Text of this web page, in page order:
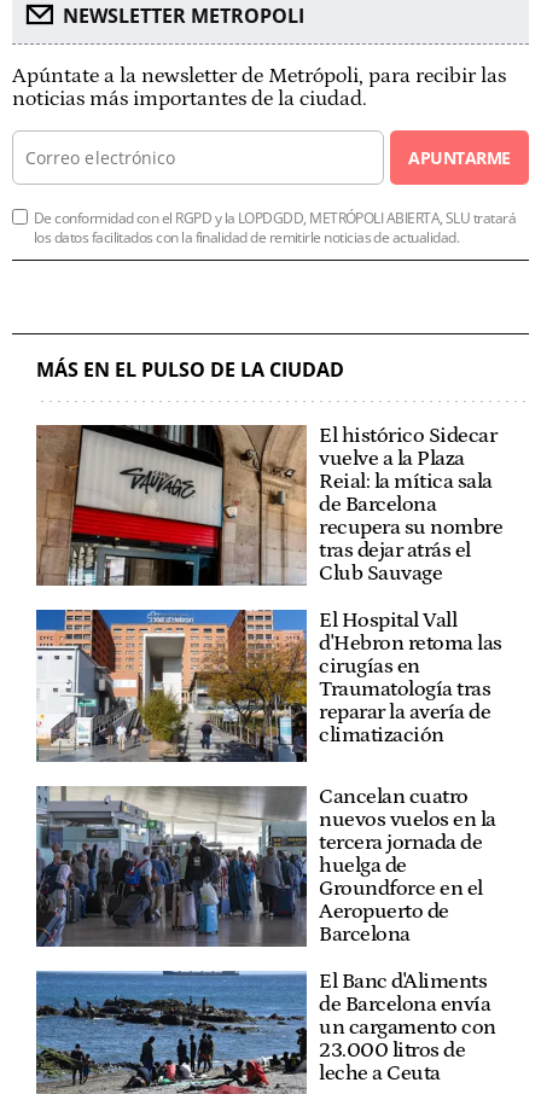
NEWSLETTER METROPOLI
Apúntate a la newsletter de Metrópoli, para recibir las
noticias más importantes de la ciudad.
APUNTARME
De conformidad con el RGPD y la LOPDGDD, METRÓPOLI ABIERTA, SLU tratará
los datos facilitados con la finalidad de remitirle noticias de actualidad.
MÁS EN EL PULSO DE LA CIUDAD
El histórico Sidecar
vuelve a la Plaza
Reial: la mítica sala
de Barcelona
recupera su nombre
tras dejar atrás el
Club Sauvage
El Hospital Vall
d'Hebron retoma las
cirugías en
Traumatología tras
reparar la avería de
climatización
Cancelan cuatro
nuevos vuelos en la
tercera jornada de
huelga de
Groundforce en el
Aeropuerto de
Barcelona
El Banc d'Aliments
de Barcelona envía
un cargamento con
23.000 litros de
leche a Ceuta